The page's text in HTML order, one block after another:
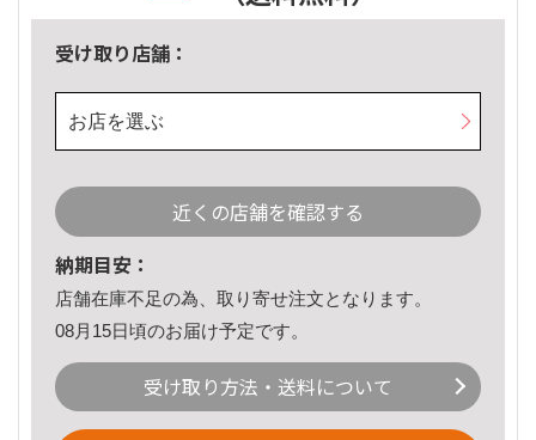
受け取り店舗：
お店を選ぶ
近くの店舗を確認する
納期目安：
店舗在庫不足の為、取り寄せ注文となります。
08月15日頃のお届け予定です。
受け取り方法・送料について